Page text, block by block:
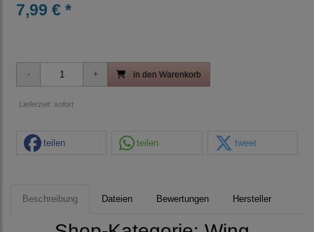
7,99 € *
in den Warenkorb
Lieferzeit: sofort
teilen teilen tweet
Beschreibung Dateien Bewertungen Hersteller